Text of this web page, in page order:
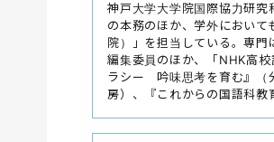
神戸大学大学院国際協力研
の本務のほか、学外におい
院）」を担当している。専
編集委員のほか、「NHK高
ラシー 吟味思考を育む』（
房）、『これからの国語科教